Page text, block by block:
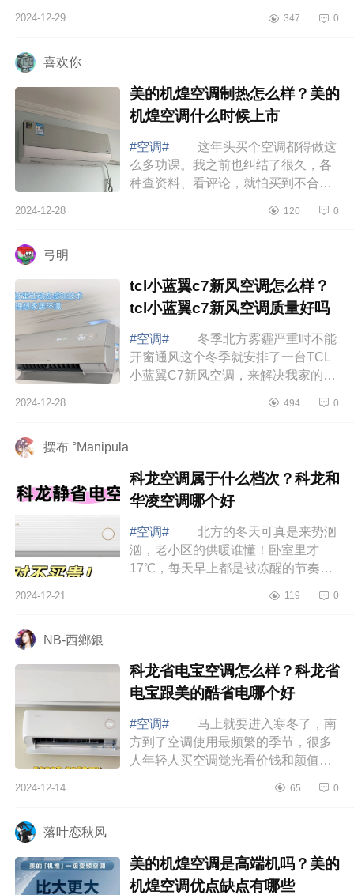
家揭秘空调制热异响背后的真相
2024-12-29 347 0
喜欢你
美的机煌空调制热怎么样？美的
机煌空调什么时候上市
#空调#
这年头买个空调都得做这
么多功课。我之前也纠结了很久，各
种查资料、看评论，就怕买到不合适
键点，选空调也没那么难啦，下面小
2024-12-28 120 0
弓明
tcl小蓝翼c7新风空调怎么样？
tcl小蓝翼c7新风空调质量好吗
#空调#
冬季北方雾霾严重时不能
开窗通风这个冬季就安排了一台TCL
小蓝翼C7新风空调，来解决我家的客
2024-12-28 494 0
摆布 °Manipula
科龙空调属于什么档次？科龙和
华凌空调哪个好
#空调#
北方的冬天可真是来势汹
汹，老小区的供暖谁懂！卧室里才
17℃，每天早上都是被冻醒的节奏，
面小编为大家介绍下科龙空调属于什
2024-12-21 119 0
NB-西鄉銀
科龙省电宝空调怎么样？科龙省
电宝跟美的酷省电哪个好
#空调#
马上就要进入寒冬了，南
方到了空调使用最频繁的季节，很多
人年轻人买空调觉光看价钱和颜值，
过日子怎能不精打细算，如果空调不
2024-12-14 65 0
落叶恋秋风
美的机煌空调是高端机吗？美的
机煌空调优点缺点有哪些